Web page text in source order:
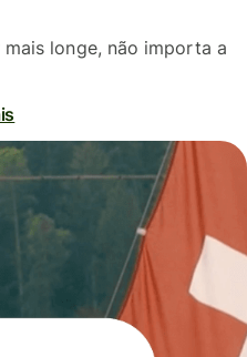
longe, não importa a